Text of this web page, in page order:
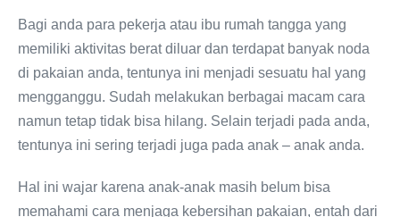
Bagi anda para pekerja atau ibu rumah tangga yang
memiliki aktivitas berat diluar dan terdapat banyak noda
di pakaian anda, tentunya ini menjadi sesuatu hal yang
mengganggu. Sudah melakukan berbagai macam cara
namun tetap tidak bisa hilang. Selain terjadi pada anda,
tentunya ini sering terjadi juga pada anak – anak anda.
Hal ini wajar karena anak-anak masih belum bisa
memahami cara menjaga kebersihan pakaian, entah dari